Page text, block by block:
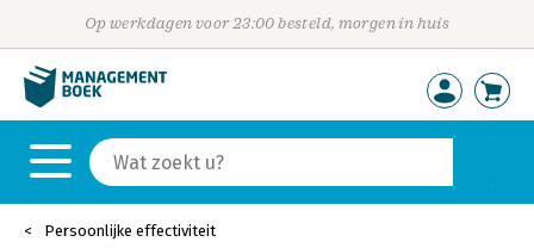
Op werkdagen voor 23:00 besteld, morgen in huis
Persoonlijke effectiviteit